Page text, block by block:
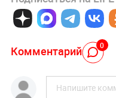
Комментарий 0